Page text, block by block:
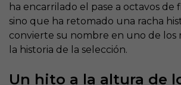
ha encarrilado el pase a octavos de
sino que ha retomado una racha
convierte su nombre en uno de los
la historia de la selección.
Un hito a la altura de